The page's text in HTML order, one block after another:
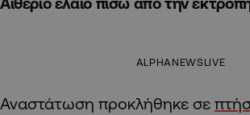
Αιθέριο έλαιο πίσω από την
ALPHANEWSLIVE
Αναστάτωση προκλήθηκε σε